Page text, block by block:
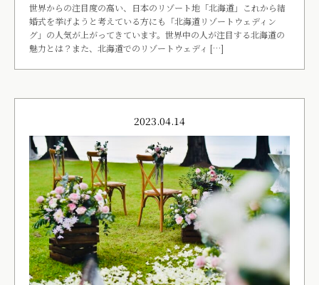
世界からの注目度の高い、日本のリゾート地「北海道」これから結
婚式を挙げようと考えている方にも「北海道リゾートウェディン
グ」の人気が上がってきています。世界中の人が注目する北海道の
魅力とは？また、北海道でのリゾートウェディ […]
2023.04.14